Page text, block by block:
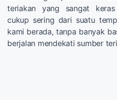
teriakan yang sangat
cukup sering dari suatu
kami berada, tanpa banyak
berjalan mendekati sumber